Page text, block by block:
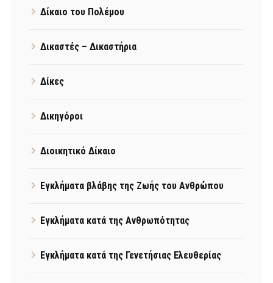
Δίκαιο του Πολέμου
Δικαστές – Δικαστήρια
Δίκες
Δικηγόροι
Διοικητικό Δίκαιο
Εγκλήματα βλάβης της Ζωής του Ανθρώπου
Εγκλήματα κατά της Ανθρωπότητας
Εγκλήματα κατά της Γενετήσιας Ελευθερίας